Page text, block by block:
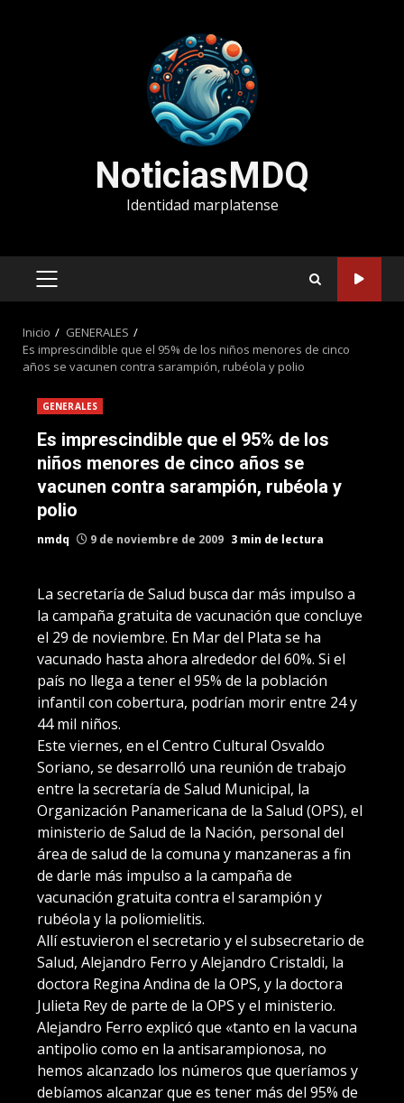
NoticiasMDQ
Identidad marplatense
MENÚ
Inicio
GENERALES
Es imprescindible que el 95% de los niños menores de cinco
años se vacunen contra sarampión, rubéola y polio
GENERALES
Es imprescindible que el 95% de los
niños menores de cinco años se
vacunen contra sarampión, rubéola y
polio
nmdq 9 de noviembre de 2009 3 min de lectura
La secretaría de Salud busca dar más impulso a
la campaña gratuita de vacunación que concluye
el 29 de noviembre. En Mar del Plata se ha
vacunado hasta ahora alrededor del 60%. Si el
país no llega a tener el 95% de la población
infantil con cobertura, podrían morir entre 24 y
44 mil niños.
Este viernes, en el Centro Cultural Osvaldo
Soriano, se desarrolló una reunión de trabajo
entre la secretaría de Salud Municipal, la
Organización Panamericana de la Salud (OPS), el
ministerio de Salud de la Nación, personal del
área de salud de la comuna y manzaneras a fin
de darle más impulso a la campaña de
vacunación gratuita contra el sarampión y
rubéola y la poliomielitis.
Allí estuvieron el secretario y el subsecretario de
Salud, Alejandro Ferro y Alejandro Cristaldi, la
doctora Regina Andina de la OPS, y la doctora
Julieta Rey de parte de la OPS y el ministerio.
Alejandro Ferro explicó que «tanto en la vacuna
antipolio como en la antisarampionosa, no
hemos alcanzado los números que queríamos y
debíamos alcanzar que es tener más del 95% de